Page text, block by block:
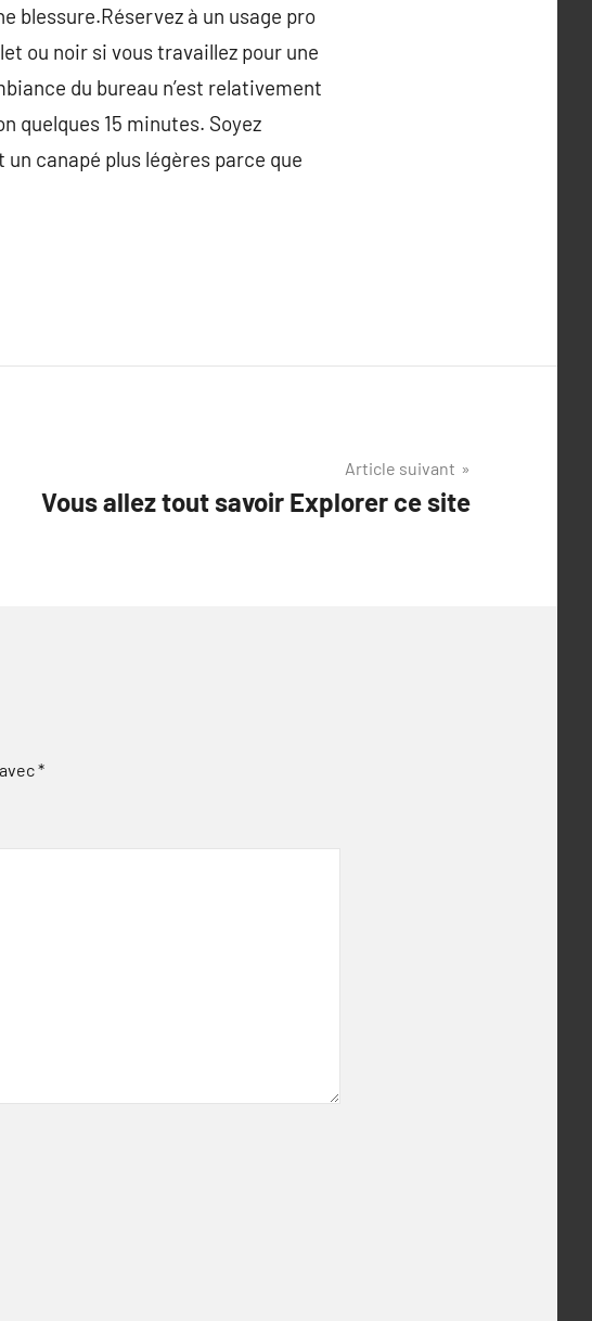
blessure.Réservez à un usage pro
ou noir si vous travaillez pour une
du bureau n’est relativement
quelques 15 minutes. Soyez
canapé plus légères parce que
Article suivant
Vous allez tout savoir Explorer ce site
*